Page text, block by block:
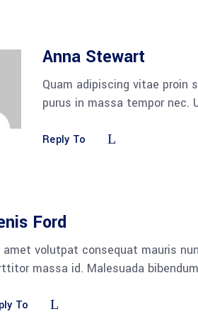
Anna Stewart
Quam adipiscing vitae
purus in massa tempor nec.
Reply To
Ford
amet volutpat consequat mauris
massa id. Malesuada
To